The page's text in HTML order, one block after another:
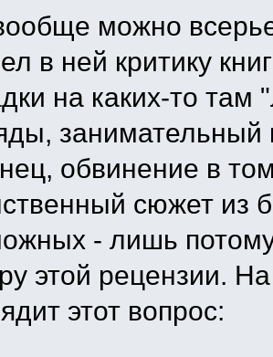
можно
в ней критику
на каких-то там
занимательный
обвинение в
сюжет из
- лишь
этой рецензии.
этот вопрос: